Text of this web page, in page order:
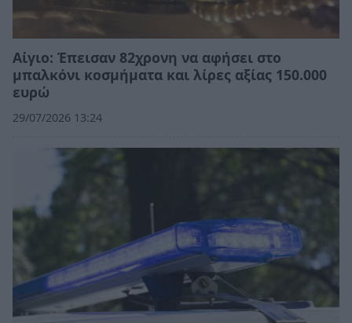
Αίγιο: Έπεισαν 82χρονη να αφήσει στο
μπαλκόνι κοσμήματα και λίρες αξίας 150.000
ευρώ
29/07/2026 13:24